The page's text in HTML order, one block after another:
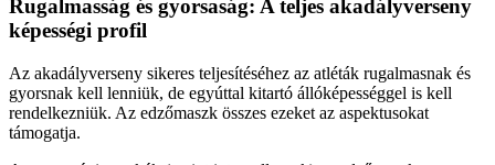
Rugalmasság és gyorsaság: A teljes akadályverseny
képességi profil
Az akadályverseny sikeres teljesítéséhez az atléták rugalmasnak és
gyorsnak kell lenniük, de egyúttal kitartó állóképességgel is kell
rendelkezniük. Az edzőmaszk összes ezeket az aspektusokat
támogatja.